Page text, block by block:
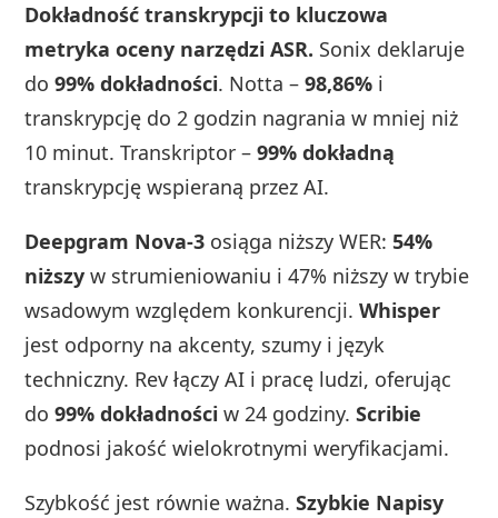
Dokładność transkrypcji to kluczowa
metryka oceny narzędzi ASR. Sonix deklaruje
do99% dokładności. Notta –98,86% i
transkrypcję do 2 godzin nagrania w mniej niż
10 minut. Transkriptor –99% dokładną
transkrypcję wspieraną przez AI.
Deepgram Nova-3 osiąga niższy WER:54%
niższy w strumieniowaniu i 47% niższy w trybie
wsadowym względem konkurencji.Whisper
jest odporny na akcenty, szumy i język
techniczny. Rev łączy AI i pracę ludzi, oferując
do99% dokładności w 24 godziny.Scribie
podnosi jakość wielokrotnymi weryfikacjami.
Szybkość jest równie ważna.Szybkie Napisy